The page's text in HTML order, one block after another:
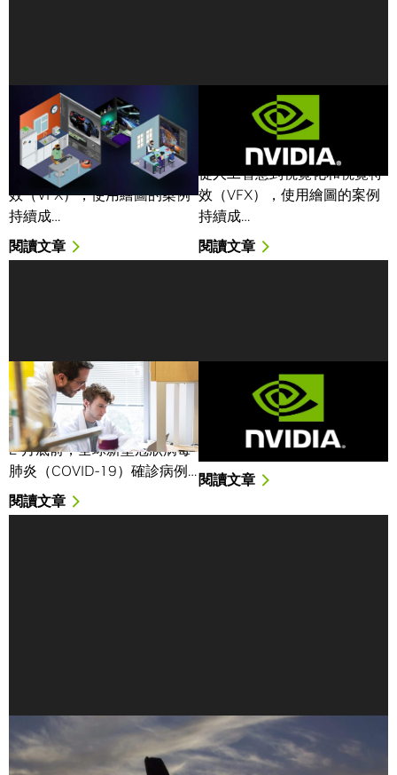
NVIDIA 2020 預測 | 虛擬
GPU 將增強企業績效，安
全性和生產力
從人工智慧到視覺化和視覺特
效（VFX），使用繪圖的案例
持續成…
閱讀文章
NVIDIA 2020 預測|虛擬
GPU 將增強企業績效，安
全性和生產力
從人工智慧到視覺化和視覺特
效（VFX），使用繪圖的案例
持續成…
閱讀文章
GPU 加速軟體助力治療發
展，幫助新冠病毒研究取
得新突破
2 月底前，全球新型冠狀病毒
肺炎（COVID-19）確診病例…
閱讀文章
NVIDIA 創下最新 AI 推論
測試新佳績
NVIDIA Turing 架構 GPU 與
NVIDIA …
閱讀文章
多點石油，少點苦工：GPUs 如何徹底運用化石燃料
資源